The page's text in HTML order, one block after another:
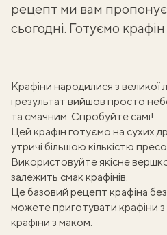
рецепт ми вам
сьогодні. Готуємо
Крафіни народилися з великої
і результат вийшов просто
та смачним. Спробуйте самі!
Цей крафін готуємо на сухих
утричі більшою кількістю
Використовуйте якісне
залежить смак крафінів.
Це базовий рецепт крафіна
можете приготувати крафіни
крафіни з маком.